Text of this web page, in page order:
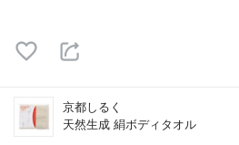
京都しるく
天然生成 絹ボディタオル